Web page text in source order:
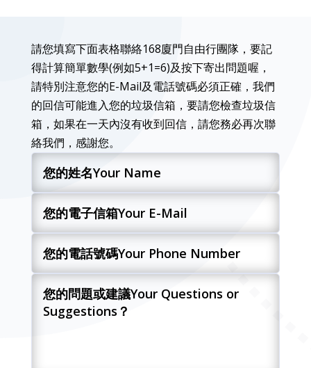
請您填寫下面表格聯絡168廈門自由行團隊，要記
得計算簡單數學(例如5+1=6)及按下寄出問題喔，
請特別注意您的E-Mail及電話號碼必須正確，我們
的回信可能進入您的垃圾信箱，要請您檢查垃圾信
箱，如果在一天內沒有收到回信，請您務必再次聯
絡我們，感謝您。